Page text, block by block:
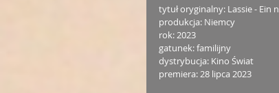
tytuł oryginalny: Lassie - Ein
produkcja: Niemcy
rok: 2023
gatunek: familijny
dystrybucja: Kino Świat
premiera: 28 lipca 2023